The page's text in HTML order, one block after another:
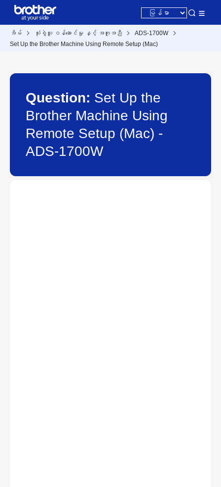
အိမ် သုံးစွဲသူ ဝန်ဆောင်မှု နှင့် အကူအညီ
ADS-1700W
Set Up the Brother Machine Using Remote Setup (Mac)
Question: Set Up the
Brother Machine Using
Remote Setup (Mac) -
ADS-1700W